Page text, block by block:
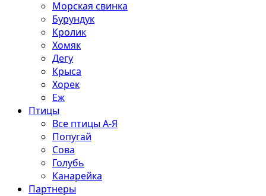
Морская свинка
Бурундук
Кролик
Хомяк
Дегу
Крыса
Хорек
Еж
Птицы
Все птицы А-Я
Попугай
Сова
Голубь
Канарейка
Партнеры